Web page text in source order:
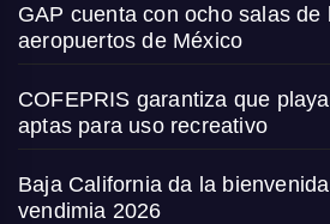
GAP cuenta con ocho salas de
aeropuertos de México
COFEPRIS garantiza que
aptas para uso recreativo
Baja California da la
vendimia 2026